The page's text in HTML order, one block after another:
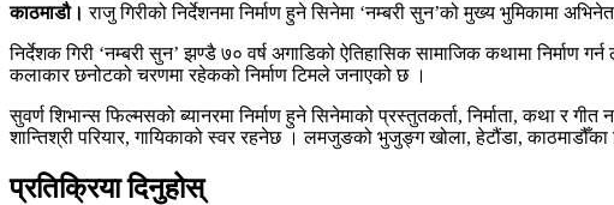
काठमाडौ।राजु गिरीको निर्देशनमा निर्माण हुने सिनेमा ‘नम्बरी सुन’को मुख्य भुमिकामा
निर्देशक गिरी ‘नम्बरी सुन’ झण्डै ७० वर्ष अगाडिको ऐतिहासिक सामाजिक कथामा निर्माण
कलाकार छनोटको चरणमा रहेकको निर्माण टिमले जनाएको छ ।
सुवर्ण शिभान्स फिल्मसको ब्यानरमा निर्माण हुने सिनेमाको प्रस्तुतकर्ता, निर्माता, कथा र
शान्तिश्री परियार, गायिकाको स्वर रहनेछ । लमजुङको भुजुङ्ग खोला, हेटौंडा, काठमाडौँका
प्रतिक्रिया दिनुहोस्